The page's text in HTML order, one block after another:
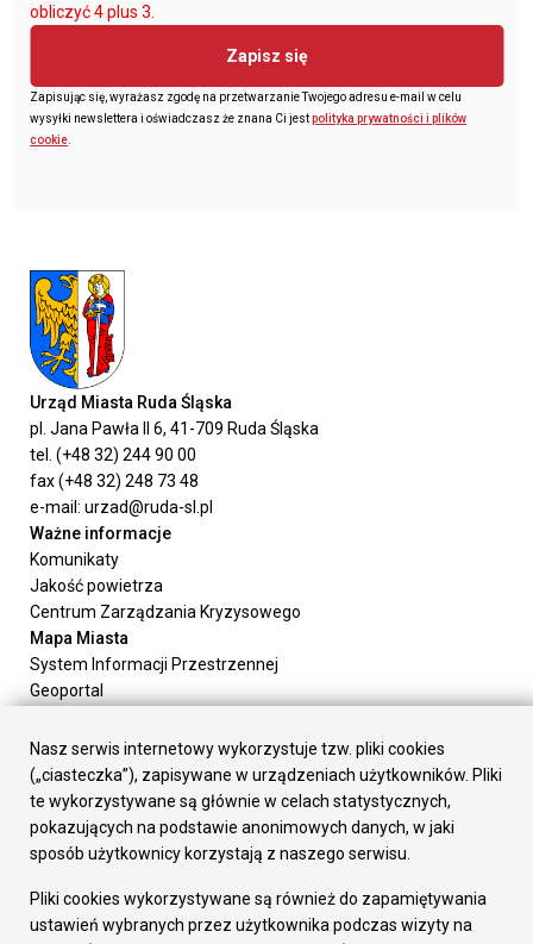
obliczyć 4 plus 3.
Zapisz się
Zapisując się, wyrażasz zgodę na przetwarzanie Twojego adresu e-mail w celu
wysyłki newslettera i oświadczasz że znana Ci jestpolityka prywatności i plików
cookie
Urząd Miasta Ruda Śląska
pl. Jana Pawła II 6, 41-709 Ruda Śląska
tel. (+48 32) 244 90 00
fax (+48 32) 248 73 48
e-mail: urzad@ruda-sl.pl
Ważne informacje
Komunikaty
Jakość powietrza
Centrum Zarządzania Kryzysowego
Mapa Miasta
System Informacji Przestrzennej
Geoportal
Załatw sprawę
Prezydent Miasta
Rada Miasta
Wydziały
Elektroniczna Skrzynka Podawcza
Gospodarka
Fundusze europejskie
Nasz serwis internetowy wykorzystuje tzw. pliki cookies
(„ciasteczka”), zapisywane w urządzeniach użytkowników. Pliki
te wykorzystywane są głównie w celach statystycznych,
pokazujących na podstawie anonimowych danych, w jaki
sposób użytkownicy korzystają z naszego serwisu.
Pliki cookies wykorzystywane są również do zapamiętywania
ustawień wybranych przez użytkownika podczas wizyty na